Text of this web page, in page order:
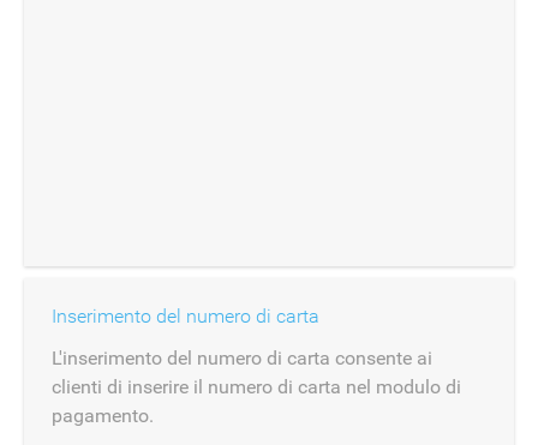
Inserimento del numero di carta
L'inserimento del numero di carta consente ai
clienti di inserire il numero di carta nel modulo di
pagamento.